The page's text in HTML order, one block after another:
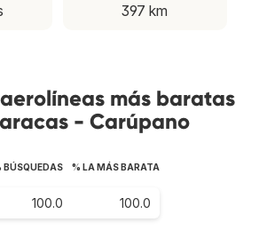
397 km
más baratas
- Carúpano
BÚSQUEDAS % LA MÁS BARATA
100.0 100.0